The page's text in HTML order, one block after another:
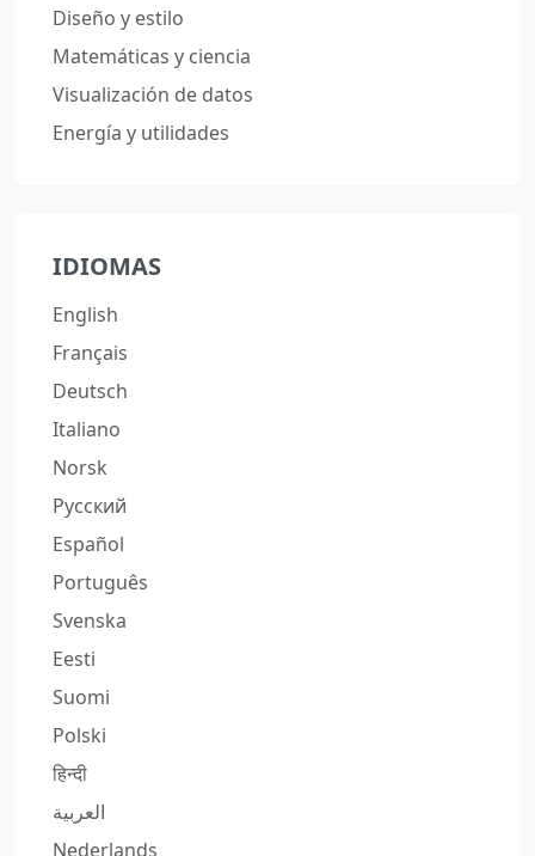
Diseño y estilo
Matemáticas y ciencia
Visualización de datos
Energía y utilidades
IDIOMAS
English
Français
Deutsch
Italiano
Norsk
Русский
Español
Português
Svenska
Eesti
Suomi
Polski
हिन्दी
العربية
Nederlands